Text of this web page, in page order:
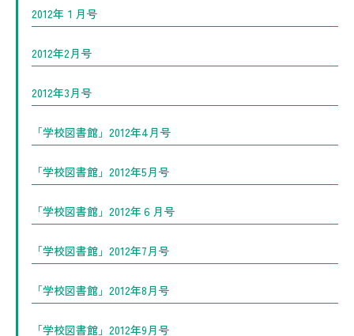
2012年１月号
2012年2月号
2012年3月号
「学校図書館」2012年4月号
「学校図書館」2012年5月号
「学校図書館」2012年６月号
「学校図書館」2012年7月号
「学校図書館」2012年8月号
「学校図書館」2012年9月号